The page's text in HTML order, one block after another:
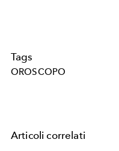
Tags
OROSCOPO
Articoli correlati